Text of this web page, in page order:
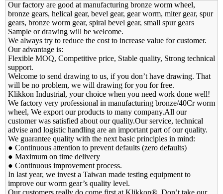
Our factory are good at manufacturing bronze worm wheel,
bronze gears, helical gear, bevel gear, gear worm, miter gear, spur
gears, bronze worm gear, spiral bevel gear, small spur gears
Sample or drawing will be welcome.
We always try to reduce the cost to increase value for customer.
Our advantage is:
Flexible MOQ, Competitive price, Stable quality, Strong technical
support.
Welcome to send drawing to us, if you don’t have drawing. That
will be no problem, we will drawing for you for free.
Klikkon Industrial, your choice when you need work done well!
We factory very professional in manufacturing bronze/40Cr worm
wheel, We export our products to many company.All our
customer was satisfied about our quality.Our service, technical
advise and logistic handling are an important part of our quality.
We guarantee quality with the next basic principles in mind:
● Continuous attention to prevent defaults (zero defaults)
● Maximum on time delivery
● Continuous improvement process.
In last year, we invest a Taiwan made testing equipment to
improve our worm gear’s quality level.